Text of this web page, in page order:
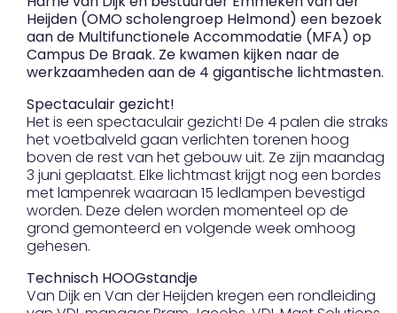
Heijden (OMO scholengroep Helmond) een bezoek
aan de Multifunctionele Accommodatie (MFA) op
Campus De Braak. Ze kwamen kijken naar de
werkzaamheden aan de 4 gigantische lichtmasten.
Spectaculair gezicht!
Het is een spectaculair gezicht! De 4 palen die straks
het voetbalveld gaan verlichten torenen hoog
boven de rest van het gebouw uit. Ze zijn maandag
3 juni geplaatst. Elke lichtmast krijgt nog een bordes
met lampenrek waaraan 15 ledlampen bevestigd
worden. Deze delen worden momenteel op de
grond gemonteerd en volgende week omhoog
gehesen.
Technisch HOOGstandje
Van Dijk en Van der Heijden kregen een rondleiding